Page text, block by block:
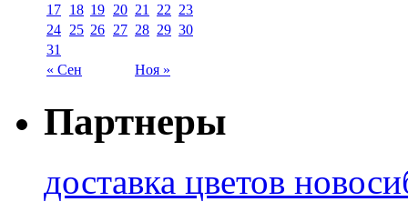
« Сен Ноя »
17 18 19 20 21 22 23
24 25 26 27 28 29 30
31
Партнеры
доставка цветов